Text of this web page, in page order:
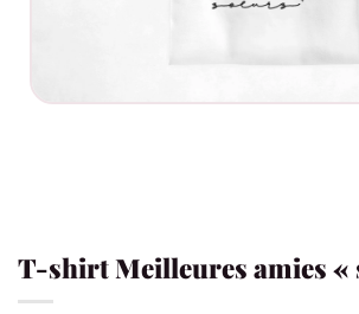
T-shirt Meilleures amies «